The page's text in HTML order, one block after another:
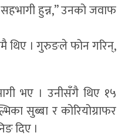
सहभागी हुन्न,” उनको जवाफ
थिए । गुरुङले फोन गरिन्,
भए । उनीसँगै थिए १५
सुब्बा र कोरियोग्राफर
दिए ।